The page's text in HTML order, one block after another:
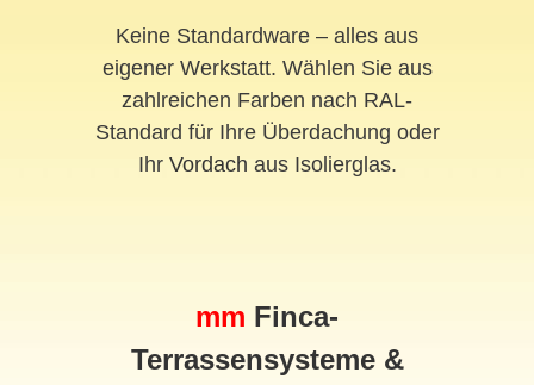
Keine Standardware – alles aus
eigener Werkstatt. Wählen Sie aus
zahlreichen Farben nach RAL-
Standard für Ihre Überdachung oder
Ihr Vordach aus Isolierglas.
mm Finca-
Terrassensysteme &